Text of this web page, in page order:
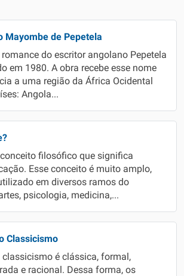
Mayombe de Pepetela
do escritor angolano Pepetela
em 1980. A obra recebe esse nome
a uma região da África Ocidental
Angola...
filosófico que significa
Esse conceito é muito amplo,
em diversos ramos do
psicologia, medicina,...
Classicismo
é clássica, formal,
e racional. Dessa forma, os